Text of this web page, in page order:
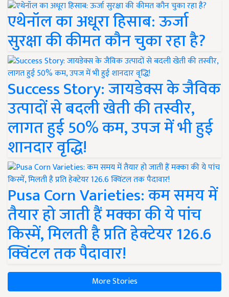
एथेनॉल का अधूरा हिसाब: ऊर्जा
सुरक्षा की कीमत कौन चुका रहा है?
Success Story: जायडेक्स के जैविक
उत्पादों से बदली खेती की तस्वीर,
लागत हुई 50% कम, उपज में भी हुई
शानदार वृद्धि!
Pusa Corn Varieties: कम समय में
तैयार हो जाती हैं मक्का की ये पांच
किस्में, मिलती है प्रति हेक्टेयर 126.6
क्विंटल तक पैदावार!
More Stories